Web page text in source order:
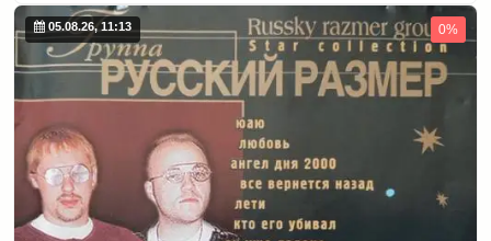
05.08.26, 11:13 0%